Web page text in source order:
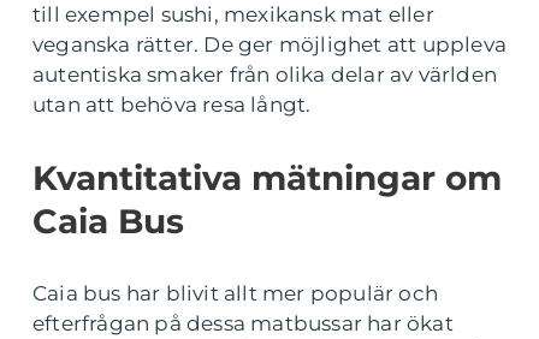
till exempel sushi, mexikansk mat eller
veganska rätter. De ger möjlighet att uppleva
autentiska smaker från olika delar av världen
utan att behöva resa långt.
Kvantitativa mätningar om
Caia Bus
Caia bus har blivit allt mer populär och
efterfrågan på dessa matbussar har ökat